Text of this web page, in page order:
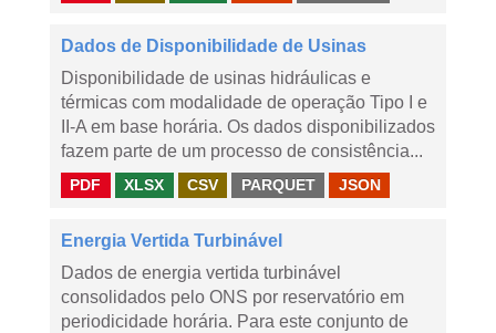
Dados de Disponibilidade de Usinas
Disponibilidade de usinas hidráulicas e
térmicas com modalidade de operação Tipo I e
II-A em base horária. Os dados disponibilizados
fazem parte de um processo de consistência...
PDF XLSX CSV PARQUET JSON
Energia Vertida Turbinável
Dados de energia vertida turbinável
consolidados pelo ONS por reservatório em
periodicidade horária. Para este conjunto de